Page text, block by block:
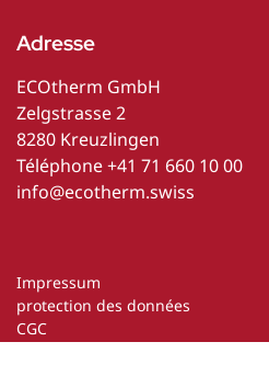
Adresse
ECOtherm GmbH
Zelgstrasse 2
8280 Kreuzlingen
Téléphone+41 71 660 10 00
info@ecotherm.swiss
Impressum
protection des données
CGC